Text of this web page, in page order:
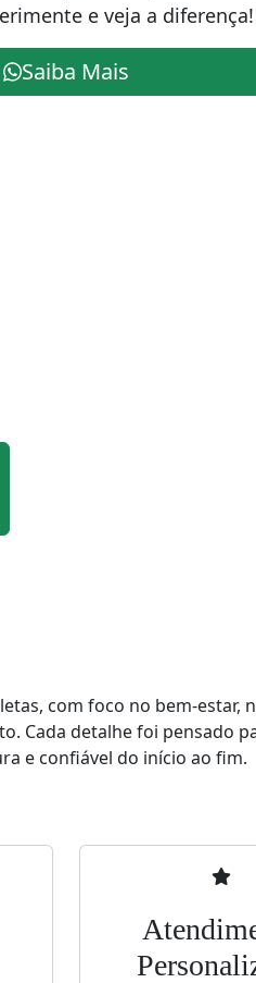
e veja a diferença!
Saiba Mais
com foco no bem-estar,
Cada detalhe foi pensado
e confiável do início ao fim.